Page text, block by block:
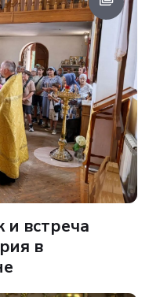
и встреча
в